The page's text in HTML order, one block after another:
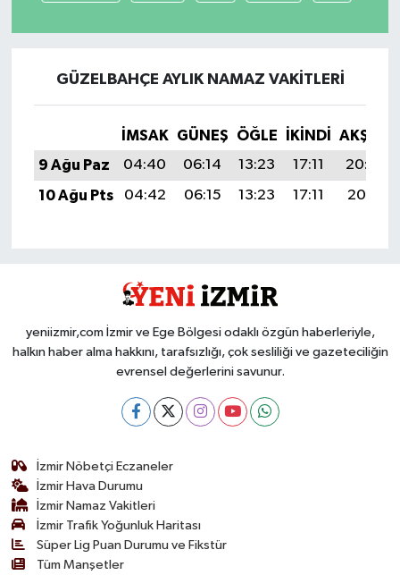
GÜZELBAHÇE AYLIK NAMAZ VAKITLERI
İMSAK GÜNEŞ ÖĞLE İKINDI
AKŞAM
9 Ağu Paz
04:40 06:14 13:23 17:11
20:22
10 Ağu Pts
04:42 06:15 13:23 17:11 20:21
yeniizmir,com İzmir ve Ege Bölgesi odaklı özgün haberleriyle,
halkın haber alma hakkını, tarafsızlığı, çok sesliliği ve gazeteciliğin
evrensel değerlerini savunur.
İzmir Nöbetçi Eczaneler
İzmir Hava Durumu
İzmir Namaz Vakitleri
İzmir Trafik Yoğunluk Haritası
Süper Lig Puan Durumu ve Fikstür
Tüm Manşetler